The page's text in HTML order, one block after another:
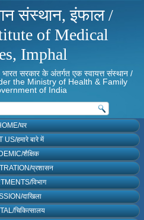
संस्थान, इंफाल /
of Medical
Imphal
सरकार के अंतर्गत एक स्वायत्त संस्थान /
the Ministry of Health & Family
of India
घर
US/हमारे बारे में
शैक्षिक
प्रशासन
विभाग
दाखिला
चिकित्सालय